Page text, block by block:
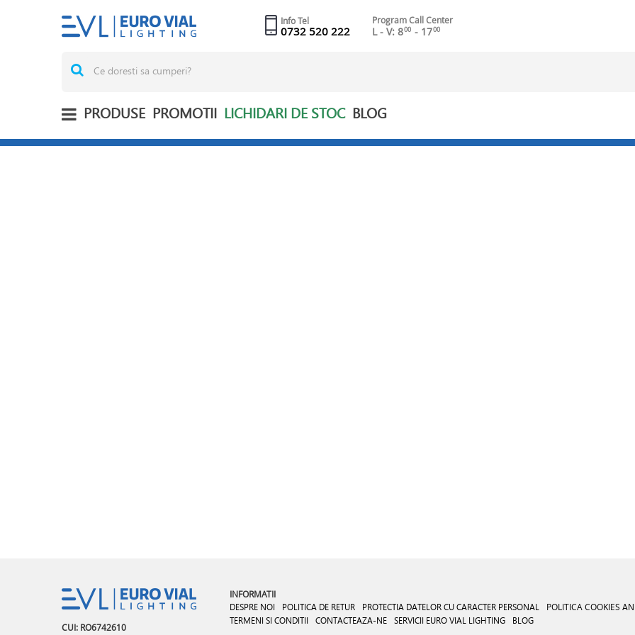
Info Tel
0732 520 222
Program Call Center
L - V: 800 - 1700
PRODUSE PROMOTII LICHIDARI DE STOC BLOG
CUI: RO6742610
INFORMATII
DESPRE NOI POLITICA DE RETUR PROTECTIA DATELOR CU CARACTER PERSONAL POLITICA COOKIES
TERMENI SI CONDITII
CONTACTEAZA-NE SERVICII EURO VIAL LIGHTING BLOG